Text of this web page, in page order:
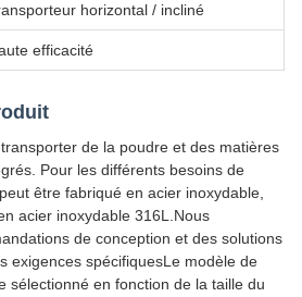
horizontal / incliné
efficacité
de la poudre et des matières
Pour les différents besoins de
être fabriqué en acier inoxydable,
acier inoxydable 316L.Nous
de conception et des solutions
exigences spécifiquesLe modèle de
sélectionné en fonction de la taille du